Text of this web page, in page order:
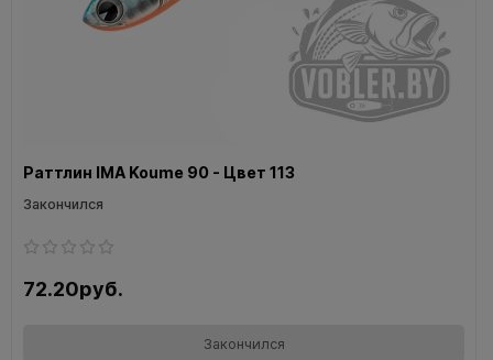
Раттлин IMA Koume 90 - Цвет 113
Закончился
72.20руб.
Закончился